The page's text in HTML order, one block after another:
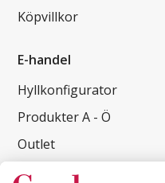
Köpvillkor
E-handel
Hyllkonfigurator
Produkter A - Ö
Outlet
Kampanjer